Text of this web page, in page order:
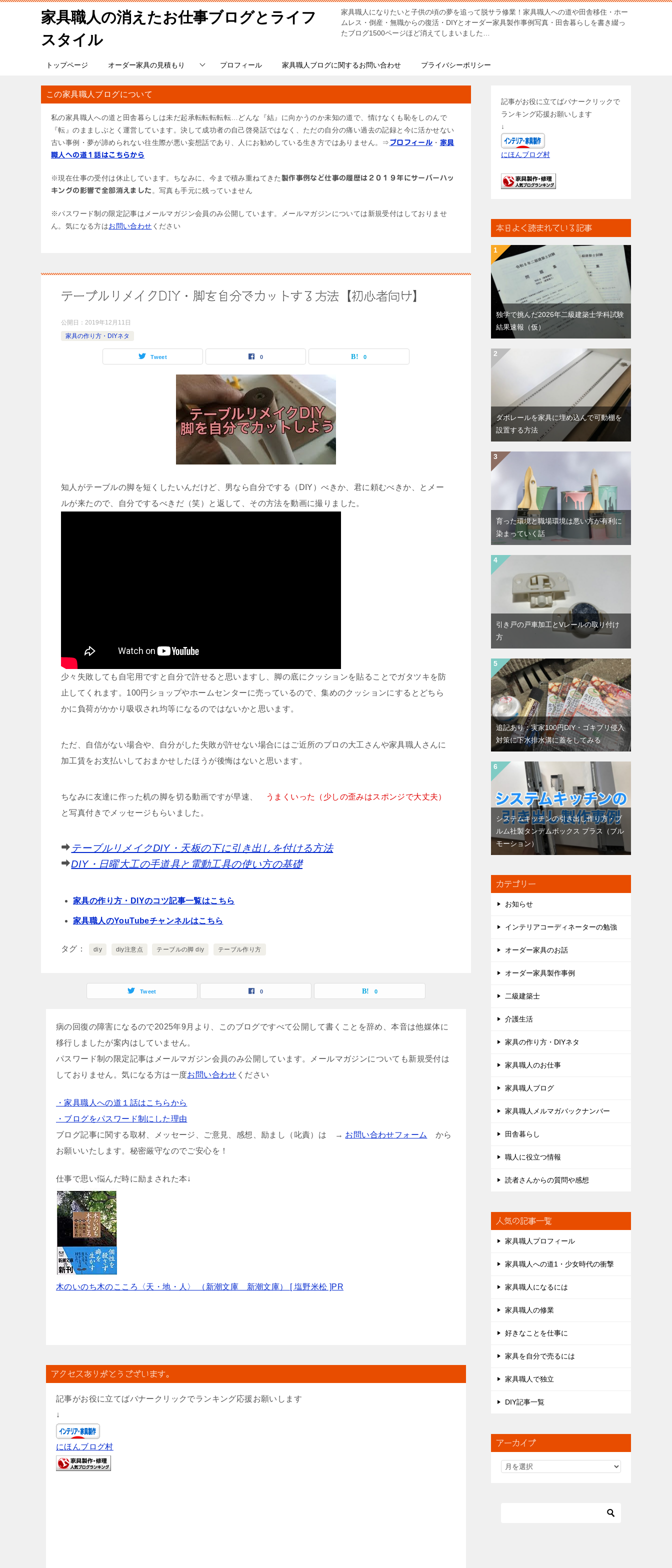
家具職人の消えたお仕事ブログとライフ
スタイル
家具職人になりたいと子供の頃の夢を追って脱サラ修業！家具職人への道や田舎移住・ホー
ムレス・倒産・無職からの復活・DIYとオーダー家具製作事例写真・田舎暮らしを書き綴っ
たブログ1500ページほど消えてしまいました…
トップページ オーダー家具の見積もり プロフィール 家具職人ブログに関するお問い合わせ プライバシーポリシー
この家具職人ブログについて
私の家具職人への道と田舎暮らしは未だ起承転転転転転…どんな『結』に向かうのか未知の道で、情けなくも恥をしのんで
『転』のまましぶとく運営しています。決して成功者の自己啓発話ではなく、ただの自分の痛い過去の記録と今に活かせない
古い事例・夢が諦められない往生際が悪い妄想話であり、人にお勧めしている生き方ではありません。⇒ プロフィール ・ 家具
職人への道１話はこちらから
※現在仕事の受付は休止しています。ちなみに、今まで積み重ねてきた 製作事例など仕事の履歴は２０１９年にサーバーハッ
キングの影響で全部消えました 。写真も手元に残っていません
※パスワード制の限定記事はメールマガジン会員のみ公開しています。メールマガジンについては新規受付はしておりませ
ん。気になる方はお問い合わせ ください
テーブルリメイクDIY・脚を自分でカットする方法【初心者向け】
公開日： 2019年12月11日
家具の作り方・DIYネタ
Tweet 0 0
知人がテーブルの脚を短くしたいんだけど、男なら自分でする（DIY）べきか、君に頼むべきか、とメー
ルが来たので、自分でするべきだ（笑）と返して、その方法を動画に撮りました。
少々失敗しても自宅用ですと自分で許せると思いますし、脚の底にクッションを貼ることでガタツキを防
止してくれます。100円ショップやホームセンターに売っているので、集めのクッションにするとどちら
かに負荷がかかり吸収され均等になるのではないかと思います。
ただ、自信がない場合や、自分がした失敗が許せない場合にはご近所のプロの大工さんや家具職人さんに
加工賃をお支払いしておまかせしたほうが後悔はないと思います。
ちなみに友達に作った机の脚を切る動画ですが早速、
うまくいった（少しの歪みはスポンジで大丈夫）
と写真付きでメッセージもらいました。
テーブルリメイクDIY・天板の下に引き出しを付ける方法
DIY・日曜大工の手道具と電動工具の使い方の基礎
家具の作り方・DIYのコツ記事一覧はこちら
家具職人のYouTubeチャンネルはこちら
タグ diy diy注意点 テーブルの脚 diy テーブル作り方
Tweet 0 0
病の回復の障害になるので2025年9月より、このブログですべて公開して書くことを辞め、本音は他媒体に
移行しましたが案内はしていません。
パスワード制の限定記事はメールマガジン会員のみ公開しています。メールマガジンについても新規受付は
しておりません。気になる方は一度お問い合わせ ください
・家具職人への道１話はこちらから
・ブログをパスワード制にした理由
ブログ記事に関する取材、メッセージ、ご意見、感想、励まし（叱責）は → お問い合わせフォーム
から
お願いいたします。秘密厳守なのでご安心を！
仕事で思い悩んだ時に励まされた本↓
木のいのち木のこころ〈天・地・人〉 （新潮文庫 新潮文庫） [ 塩野米松 ]PR
アクセスありがとうございます。
記事がお役に立てばバナークリックでランキング応援お願いします
↓
にほんブログ村
記事がお役に立てばバナークリックで
ランキング応援お願いします
↓
にほんブログ村
本日よく読まれている記事
独学で挑んだ2026年二級建築士学科試験
結果速報（仮）
ダボレールを家具に埋め込んで可動棚を
設置する方法
育った環境と職場環境は悪い方が有利に
染まっていく話
引き戸の戸車加工とVレールの取り付け
方
追記あり：実家100円DIY・ゴキブリ侵入
対策に下水排水溝に蓋をしてみる
システムキッチンの引き出し作り方・ブ
ルム社製タンデムボックス プラス（ブル
モーション）
カテゴリー
お知らせ
インテリアコーディネーターの勉強
オーダー家具のお話
オーダー家具製作事例
二級建築士
介護生活
家具の作り方・DIYネタ
家具職人のお仕事
家具職人ブログ
家具職人メルマガバックナンバー
田舎暮らし
職人に役立つ情報
読者さんからの質問や感想
人気の記事一覧
家具職人プロフィール
家具職人への道1・少女時代の衝撃
家具職人になるには
家具職人の修業
好きなことを仕事に
家具を自分で売るには
家具職人で独立
DIY記事一覧
アーカイブ